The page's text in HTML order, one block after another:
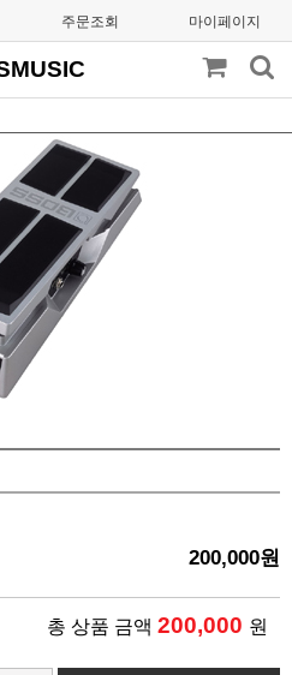
주문조회 마이페이지
200,000원
총 상품 금액 200,000 원